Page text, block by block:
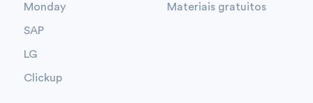
Monday
SAP
LG
Clickup
Materiais gratuitos